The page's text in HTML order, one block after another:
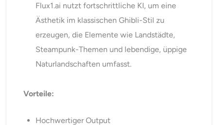
Flux1.ai nutzt fortschrittliche KI, um eine
Ästhetik im klassischen Ghibli-Stil zu
erzeugen, die Elemente wie Landstädte,
Steampunk-Themen und lebendige, üppige
Naturlandschaften umfasst.
Vorteile:
Hochwertiger Output